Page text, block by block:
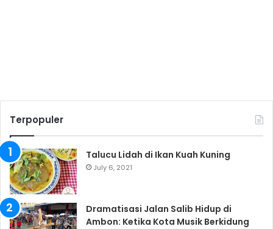
Terpopuler
Talucu Lidah di Ikan Kuah Kuning
July 6, 2021
Dramatisasi Jalan Salib Hidup di
Ambon: Ketika Kota Musik Berkidung